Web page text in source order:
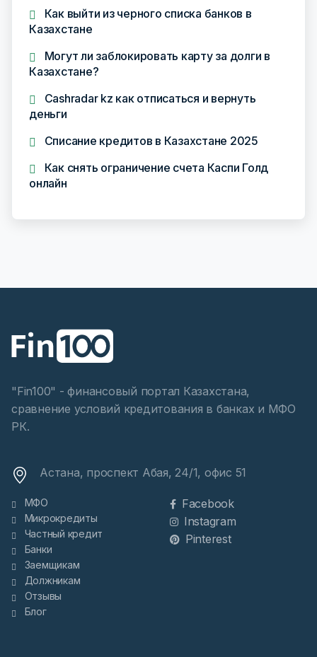
Как выйти из черного списка банков в
Казахстане
Могут ли заблокировать карту за долги в
Казахстане?
Cashradar kz как отписаться и вернуть
деньги
Списание кредитов в Казахстане 2025
Как снять ограничение счета Каспи Голд
онлайн
"Fin100" - финансовый портал Казахстана,
сравнение условий кредитования в банках и МФО
РК.
Астана, проспект Абая, 24/1, офис 51
МФО
Микрокредиты
Частный кредит
Банки
Заемщикам
Должникам
Отзывы
Блог
Facebook
Instagram
Pinterest